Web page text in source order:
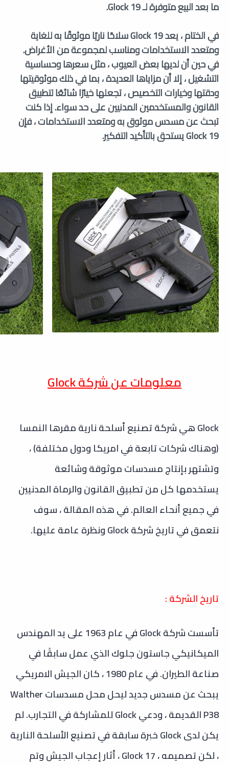
ما بعد البيع متوفرة لـ Glock 19.
في الختام ، يعد Glock 19 سلاحًا ناريًا موثوقًا به للغاية
ومتعدد الاستخدامات ومناسب لمجموعة من الأغراض.
في حين أن لديها بعض العيوب ، مثل سعرها وحساسية
التشغيل ، إلا أن مزاياها العديدة ، بما في ذلك موثوقيتها
ودقتها وخيارات التخصيص ، تجعلها خيارًا شائعًا لتطبيق
القانون والمستخدمين المدنيين على حد سواء. إذا كنت
تبحث عن مسدس موثوق به ومتعدد الاستخدامات ، فإن
Glock 19 يستحق بالتأكيد التفكير.
معلومات عن شركة Glock
Glock هي شركة تصنيع أسلحة نارية مقرها النمسا
(وهناك شركات تابعة في امريكا ودول مختلفة) ،
وتشتهر بإنتاج مسدسات موثوقة وشائعة
يستخدمها كل من تطبيق القانون والرماة المدنيين
في جميع أنحاء العالم. في هذه المقالة ، سوف
نتعمق في تاريخ شركة Glock ونظرة عامة عليها.
تاريخ الشركة :
تأسست شركة Glock في عام 1963 على يد المهندس
الميكانيكي جاستون جلوك الذي عمل سابقًا في
صناعة الطيران. في عام 1980 ، كان الجيش الامريكي
يبحث عن مسدس جديد ليحل محل مسدسات Walther
P38 القديمة ، ودعي Glock للمشاركة في التجارب. لم
يكن لدى Glock خبرة سابقة في تصنيع الأسلحة النارية
، لكن تصميمه ، Glock 17 ، أثار إعجاب الجيش وتم